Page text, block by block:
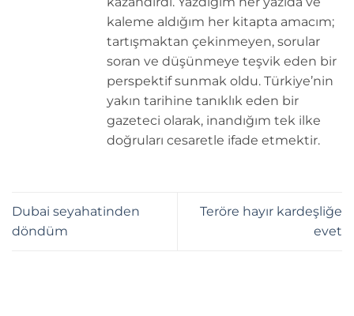
kaleme aldığım her kitapta amacım;
tartışmaktan çekinmeyen, sorular
soran ve düşünmeye teşvik eden bir
perspektif sunmak oldu. Türkiye’nin
yakın tarihine tanıklık eden bir
gazeteci olarak, inandığım tek ilke
doğruları cesaretle ifade etmektir.
Dubai seyahatinden
döndüm
Teröre hayır kardeşliğe
evet